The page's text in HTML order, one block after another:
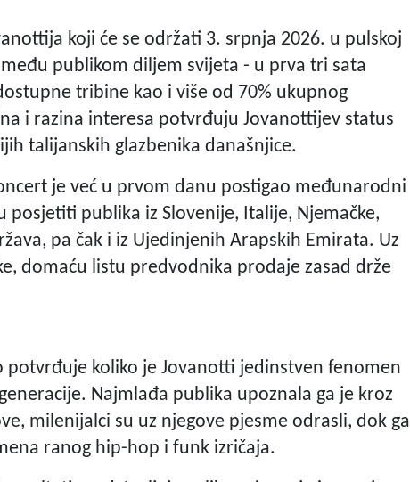
koji će se održati 3. srpnja 2026. u pulskoj
publikom diljem svijeta - u prva tri sata
tribine kao i više od 70% ukupnog
i razina interesa potvrđuju Jovanottijev status
talijanskih glazbenika današnjice.
je već u prvom danu postigao međunarodni
posjetiti publika iz Slovenije, Italije, Njemačke,
pa čak i iz Ujedinjenih Arapskih Emirata. Uz
domaću listu predvodnika prodaje zasad drže
koliko je Jovanotti jedinstven fenomen
Najmlađa publika upoznala ga je kroz
milenijalci su uz njegove pjesme odrasli, dok ga
ranog hip-hop i funk izričaja.